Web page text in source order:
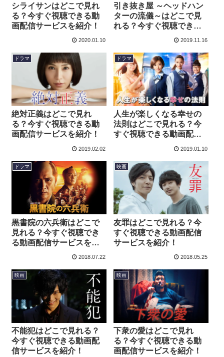
シライサンはどこで見れ
る？今すぐ視聴できる動
画配信サービスを紹介！
2020.01.10
引き抜き屋 ～ヘッドハン
ターの流儀～はどこで見
れる？今すぐ視聴できる
動画配信サービスを紹
2019.11.16
ドラマ
絶対正義はどこで見れ
る？今すぐ視聴できる動
画配信サービスを紹介！
2019.02.02
ドラマ
人生が楽しくなる幸せの
法則はどこで見れる？今
すぐ視聴できる動画配信
2019.01.10
ドラマ
黒書院の六兵衛はどこで
見れる？今すぐ視聴でき
る動画配信サービスを紹
2018.07.22
映画
友罪はどこで見れる？今
すぐ視聴できる動画配信
サービスを紹介！
2018.05.25
映画
不能犯はどこで見れる？
今すぐ視聴できる動画配
信サービスを紹介！
映画
下衆の愛はどこで見れ
る？今すぐ視聴できる動
画配信サービスを紹介！